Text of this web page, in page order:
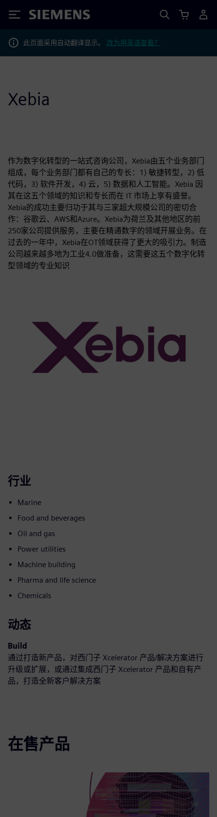
Siemens
此页面采用自动翻译显示。 改为用英语查看？
Xebia
作为数字化转型的一站式咨询公司，Xebia由五个业务部门
组成，每个业务部门都有自己的专长：1) 敏捷转型，2) 低
代码，3) 软件开发，4) 云，5) 数据和人工智能。Xebia 因
其在这五个领域的知识和专长而在 IT 市场上享有盛誉。
Xebia的成功主要归功于其与三家超大规模公司的密切合
作：谷歌云、AWS和Azure。Xebia为荷兰及其他地区的前
250家公司提供服务，主要在精通数字的领域开展业务。在
过去的一年中，Xebia在OT领域获得了更大的吸引力。制造
公司越来越多地为工业4.0做准备，这需要这五个数字化转
型领域的专业知识
行业
Marine
Food and beverages
Oil and gas
Power utilities
Machine building
Pharma and life science
Chemicals
动态
Build
通过打造新产品，对西门子 Xcelerator 产品/解决方案进行
升级或扩展，或通过集成西门子 Xcelerator 产品和自有产
品，打造全新客户解决方案
在售产品